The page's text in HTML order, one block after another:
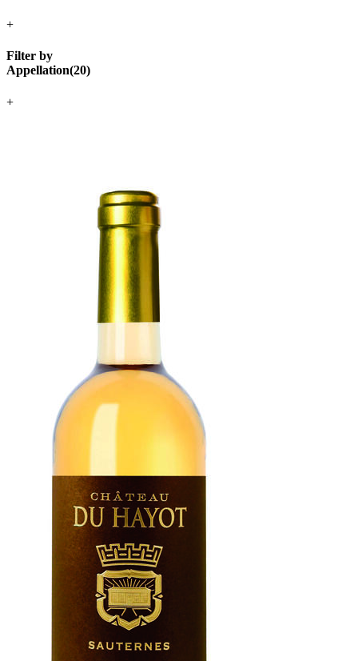
+
Filter by
Appellation(20)
+